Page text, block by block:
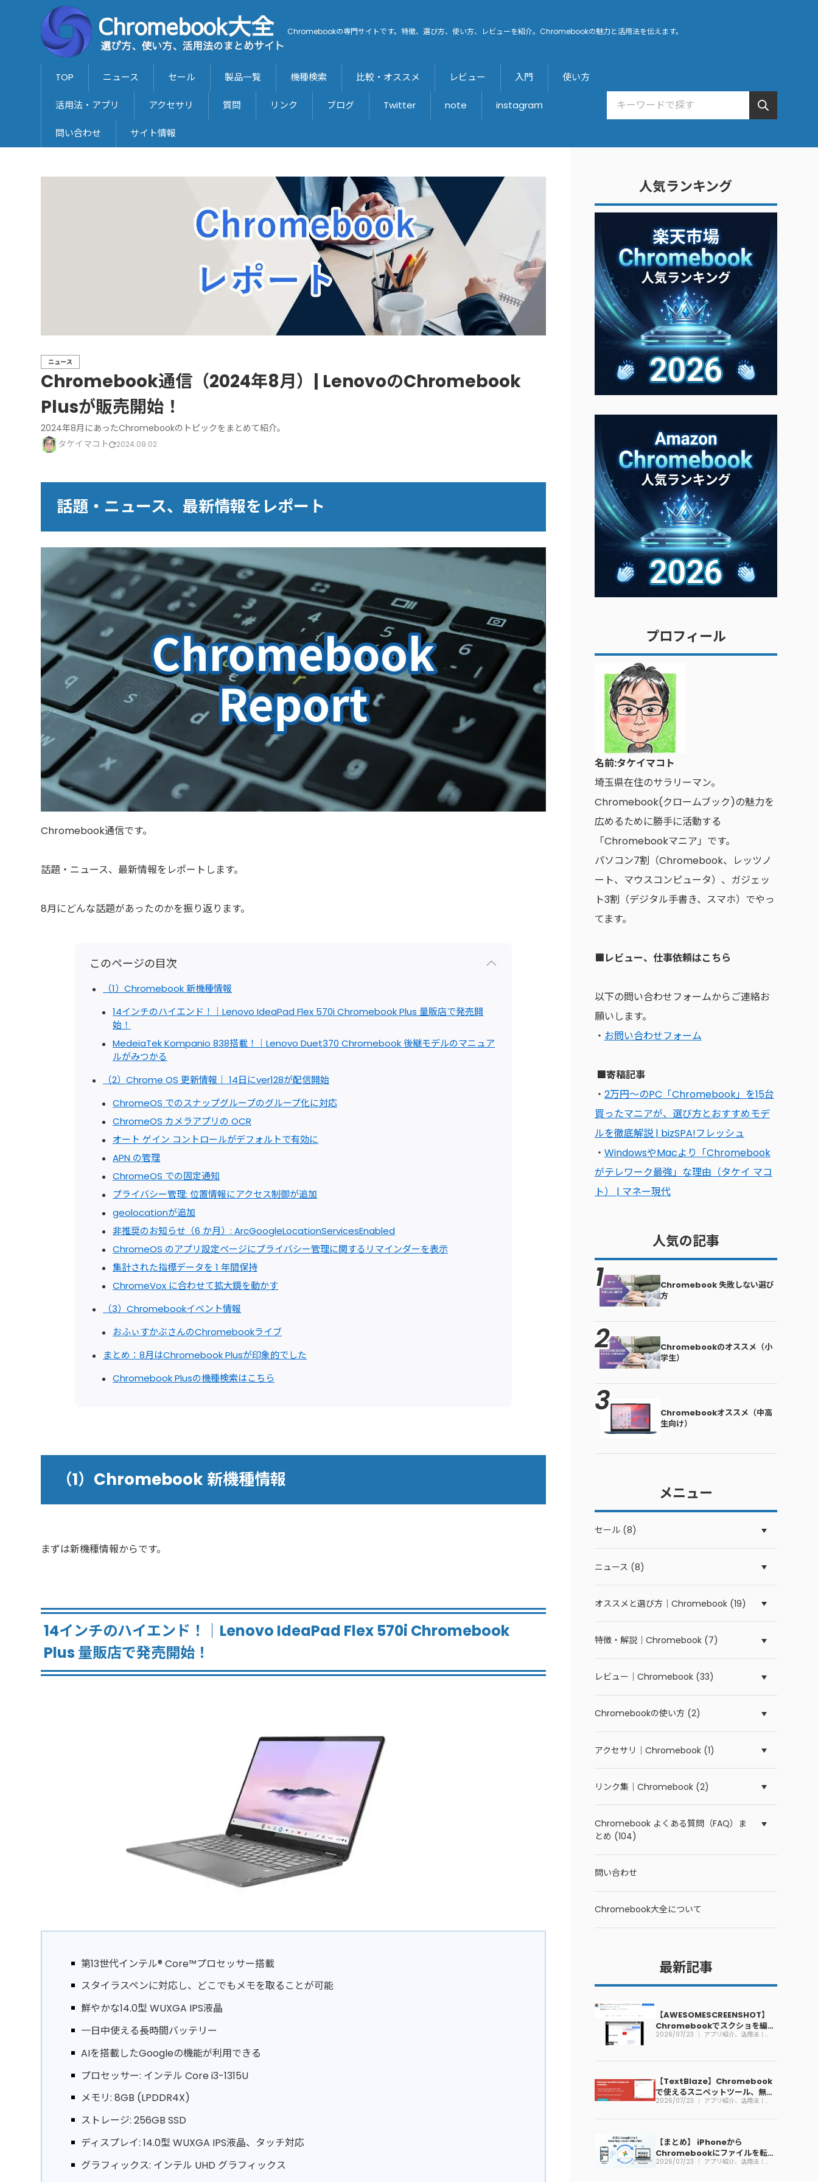
Chromebookの専門サイトです。特徴、選び方、使い方、レビューを紹介。Chromebookの魅力と活用法を伝えます。
TOP ニュース セール 製品一覧 機種検索 比較・オススメ レビュー 入門 使い方
活用法・アプリ アクセサリ 質問 リンク ブログ Twitter note instagraｍ
問い合わせ サイト情報
Chromebook通信（2024年8月）| LenovoのChromebook
Plusが販売開始！
2024年8月にあったChromebookのトピックをまとめて紹介。
タケイマコト
2024.09.02
ニュース
話題・ニュース、最新情報をレポート
Chromebook通信です。
話題・ニュース、最新情報をレポートします。
8月にどんな話題があったのかを振り返ります。
このページの目次
（1）Chromebook 新機種情報
14インチのハイエンド！｜Lenovo IdeaPad Flex 570i Chromebook Plus 量販店で発売開
始！
MedeiaTek Kompanio 838搭載！｜Lenovo Duet370 Chromebook 後継モデルのマニュア
ルがみつかる
（2）Chrome OS 更新情報｜ 14日にver128が配信開始
ChromeOS でのスナップグループのグループ化に対応
ChromeOS カメラアプリの OCR
オート ゲイン コントロールがデフォルトで有効に
APN の管理
ChromeOS での固定通知
プライバシー管理: 位置情報にアクセス制御が追加
geolocationが追加
非推奨のお知らせ（6 か月）: ArcGoogleLocationServicesEnabled
ChromeOS のアプリ設定ページにプライバシー管理に関するリマインダーを表示
集計された指標データを 1 年間保持
ChromeVox に合わせて拡大鏡を動かす
（3）Chromebookイベント情報
おふぃすかぶさんのChromebookライブ
まとめ：8月はChromebook Plusが印象的でした
Chromebook Plusの機種検索はこちら
（1）Chromebook 新機種情報
まずは新機種情報からです。
14インチのハイエンド！｜Lenovo IdeaPad Flex 570i Chromebook
Plus 量販店で発売開始！
第13世代インテル® Core™プロセッサー搭載
スタイラスペンに対応し、どこでもメモを取ることが可能
鮮やかな14.0型 WUXGA IPS液晶
一日中使える長時間バッテリー
AIを搭載したGoogleの機能が利用できる
プロセッサー: インテル Core i3-1315U
メモリ: 8GB (LPDDR4X)
ストレージ: 256GB SSD
ディスプレイ: 14.0型 WUXGA IPS液晶、タッチ対応
グラフィックス: インテル UHD グラフィックス
人気ランキング
プロフィール
名前:タケイマコト
埼玉県在住のサラリーマン。
Chromebook(クロームブック)の魅力を
広めるために勝手に活動する
「Chromebookマニア」です。
パソコン7割（Chromebook、レッツノ
ート、マウスコンピュータ）、ガジェッ
ト3割（デジタル手書き、スマホ）でやっ
てます。
■レビュー、仕事依頼はこちら
以下の問い合わせフォームからご連絡お
願いします。
・ お問い合わせフォーム
■寄稿記事
・ 2万円〜のPC「Chromebook」を15台
買ったマニアが、選び方とおすすめモデ
ルを徹底解説 | bizSPA!フレッシュ
・ WindowsやMacより「Chromebook
がテレワーク最強」な理由（タケイ マコ
ト） | マネー現代
人気の記事
Chromebook 失敗しない選び
方
Chromebookのオススメ（小
学生）
Chromebookオススメ（中高
生向け）
メニュー
セール (8)
ニュース (8)
オススメと選び方｜Chromebook (19)
特徴・解説｜Chromebook (7)
レビュー｜Chromebook (33)
Chromebookの使い方 (2)
アクセサリ｜Chromebook (1)
リンク集｜Chromebook (2)
Chromebook よくある質問（FAQ）ま
とめ (104)
問い合わせ
Chromebook大全について
最新記事
【AWESOMESCREENSHOT】
Chromebookでスクショを編集
できる拡張機能
2026/07/23 アプリ紹介、活用法｜
【TextBlaze】Chromebook
で使えるスニペットツール、無料
で利用可能
2026/07/23 アプリ紹介、活用法｜
【まとめ】 iPhoneから
Chromebookにファイルを転送
する方法
2026/07/23 アプリ紹介、活用法｜